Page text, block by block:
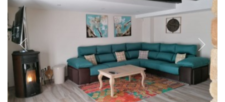
Anterior